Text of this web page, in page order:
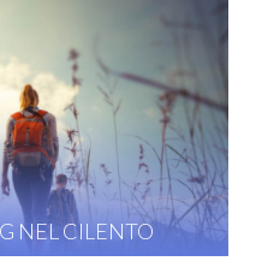
CILENTO